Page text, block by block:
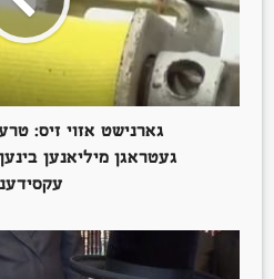
גארנישט אזוי זיס:
געטראגן מיליאנען